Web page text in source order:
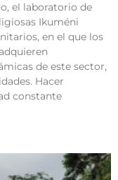
el laboratorio de
Ikuméni
en el que los
de este sector,
Hacer
constante